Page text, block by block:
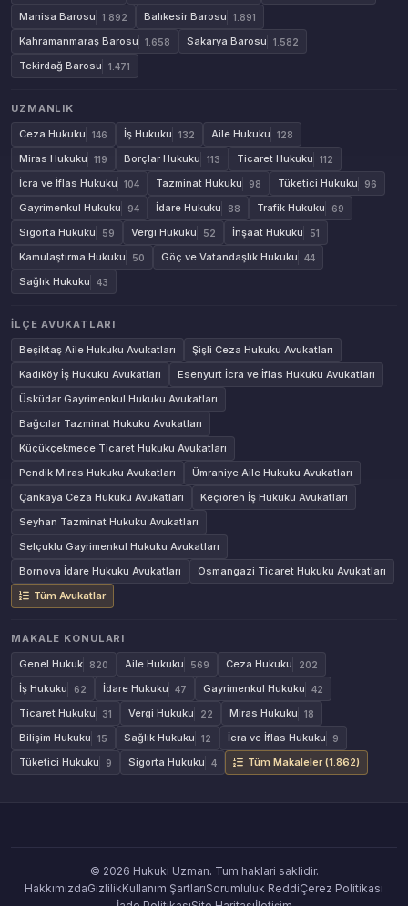
Manisa Barosu 1.892 Balıkesir Barosu 1.891
Kahramanmaraş Barosu 1.658 Sakarya Barosu 1.582
Tekirdağ Barosu 1.471
UZMANLIK
Ceza Hukuku
146 İş Hukuku 132 Aile Hukuku 128
Miras Hukuku 119 Borçlar Hukuku 113 Ticaret Hukuku 112
İcra ve İflas Hukuku 104 Tazminat Hukuku 98 Tüketici Hukuku 96
Gayrimenkul Hukuku 94 İdare Hukuku 88 Trafik Hukuku 69
Sigorta Hukuku 59 Vergi Hukuku 52 İnşaat Hukuku 51
Kamulaştırma Hukuku 50 Göç ve Vatandaşlık Hukuku 44
Sağlık Hukuku 43
İLÇE AVUKATLARI
Beşiktaş Aile Hukuku Avukatları
Şişli Ceza Hukuku Avukatları
Kadıköy İş Hukuku Avukatları
Esenyurt İcra ve İflas Hukuku Avukatları
Üsküdar Gayrimenkul Hukuku Avukatları
Bağcılar Tazminat Hukuku Avukatları
Küçükçekmece Ticaret Hukuku Avukatları
Pendik Miras Hukuku Avukatları
Ümraniye Aile Hukuku Avukatları
Çankaya Ceza Hukuku Avukatları
Keçiören İş Hukuku Avukatları
Seyhan Tazminat Hukuku Avukatları
Selçuklu Gayrimenkul Hukuku Avukatları
Bornova İdare Hukuku Avukatları
Osmangazi Ticaret Hukuku Avukatları
Tüm Avukatlar
MAKALE KONULARI
Genel Hukuk
820 Aile Hukuku 569 Ceza Hukuku 202
İş Hukuku 62 İdare Hukuku 47 Gayrimenkul Hukuku 42
Ticaret Hukuku 31 Vergi Hukuku 22 Miras Hukuku 18
Bilişim Hukuku 15 Sağlık Hukuku 12 İcra ve İflas Hukuku 9
Tüketici Hukuku 9 Sigorta Hukuku 4 Tüm Makaleler (1.862)
© 2026 Hukuki Uzman. Tum haklari saklidir.
HakkımızdaGizlilikKullanım ŞartlarıSorumluluk ReddiÇerez Politikası